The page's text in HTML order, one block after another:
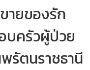
ายของรัก
บครัวผู้ป่วย
รัตนราชธานี